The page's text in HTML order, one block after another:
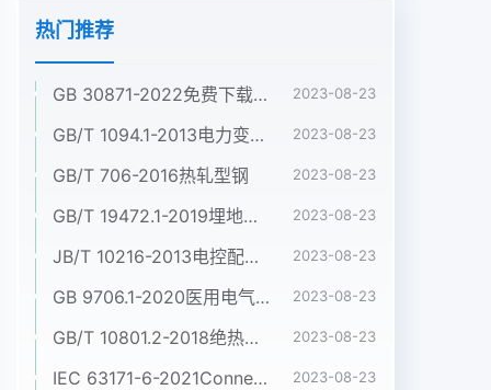
热门推荐
GB 30871-2022免费下载危险化学品企业特殊作业安全规范 2023-08-23
GB/T 1094.1-2013电力变压器 第1部分:总则 2023-08-23
GB/T 706-2016热轧型钢 2023-08-23
GB/T 19472.1-2019埋地用聚乙烯(PE)结构壁管道系统 第1部分:聚乙烯双壁波纹管材 2023-08-23
JB/T 10216-2013电控配电用电缆桥架 2023-08-23
GB 9706.1-2020医用电气设备 第1部分:基本安全和基本性能的通用要求 2023-08-23
GB/T 10801.2-2018绝热用挤塑聚苯乙烯泡沫塑料(XPS) 2023-08-23
IEC 63171-6-2021Connectors for electrical and electronic equipment - Part 6: Detail specification for 2-way and 4-way (data/power), shielded, free and fixed connectors for power and data transmission with frequencies up to 600 MHz 2023-08-23